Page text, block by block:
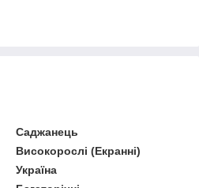
Саджанець
Високорослі (Екранні)
Україна